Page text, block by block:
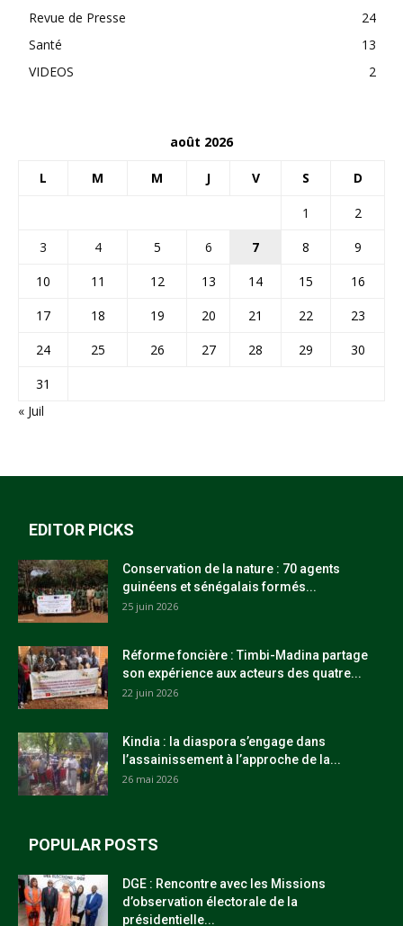
Revue de Presse
24
Santé
13
VIDEOS
2
août 2026
L M M J V S D
1
2
3
4 5 6 7 8
9
10
11 12 13 14 15
16
17
18 19 20 21 22
23
24
25 26 27 28 29
30
31
« Juil
EDITOR PICKS
Conservation de la nature : 70 agents
guinéens et sénégalais formés...
25 juin 2026
Réforme foncière : Timbi-Madina partage
son expérience aux acteurs des quatre...
22 juin 2026
Kindia : la diaspora s’engage dans
l’assainissement à l’approche de la...
26 mai 2026
POPULAR POSTS
DGE : Rencontre avec les Missions
d’observation électorale de la
présidentielle...